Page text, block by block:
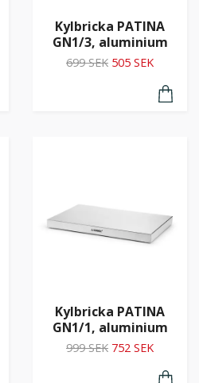
Kylbricka PATINA
GN1/3, aluminium
699 SEK 505 SEK
Kylbricka PATINA
GN1/1, aluminium
999 SEK 752 SEK